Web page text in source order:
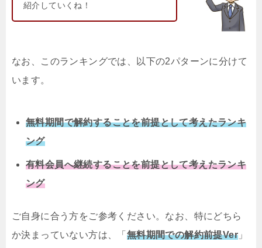
紹介していくね！
なお、このランキングでは、以下の2パターンに分けて
います。
無料期間で解約することを前提として考えたランキ
ング
有料会員へ継続することを前提として考えたランキ
ング
ご自身に合う方をご参考ください。なお、特にどちら
か決まっていない方は、「 無料期間での解約前提Ver 」